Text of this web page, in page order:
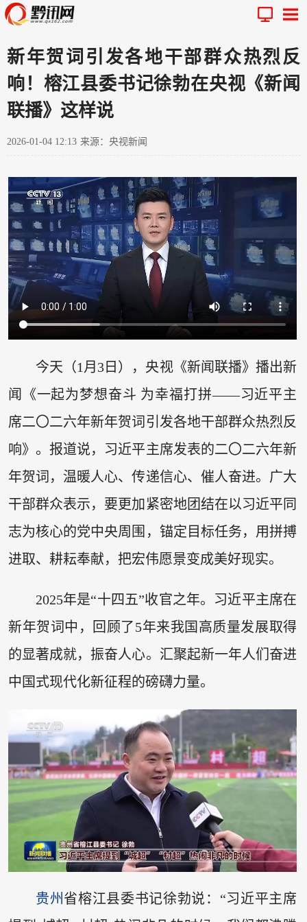
新年贺词引发各地干部群众热烈反
响！榕江县委书记徐勃在央视《新闻
联播》这样说
2026-01-04 12:13 来源：央视新闻
今天（1月3日），央视《新闻联播》播出新
闻《一起为梦想奋斗 为幸福打拼——习近平主
席二〇二六年新年贺词引发各地干部群众热烈反
响》。报道说，习近平主席发表的二〇二六年新
年贺词，温暖人心、传递信心、催人奋进。广大
干部群众表示，要更加紧密地团结在以习近平同
志为核心的党中央周围，锚定目标任务，用拼搏
进取、耕耘奉献，把宏伟愿景变成美好现实。
2025年是“十四五”收官之年。习近平主席在
新年贺词中，回顾了5年来我国高质量发展取得
的显著成就，振奋人心。汇聚起新一年人们奋进
中国式现代化新征程的磅礴力量。
贵州 省榕江县委书记徐勃说：“习近平主席